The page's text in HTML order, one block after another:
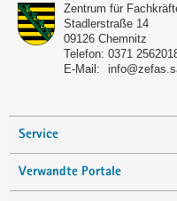
Zentrum für
Stadlerstraße 14
09126 Chemnitz
Telefon: 0371
E-Mail:
Service
Verwandte Portale